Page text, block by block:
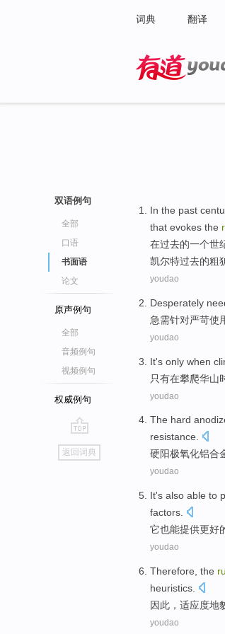
词典 翻译
双语例句
全部
口语
书面语
论文
原声例句
全部
音频例句
视频例句
权威例句
go
top
返回词典
In the past
that evokes the
在过去的一个世
凯尔特过去的粗
youdao
Desperately
急需针对严苛使
youdao
It's only when
只有在攀爬华山
youdao
The hard
resistance.
硬阳极氧化铝合
youdao
It's also able to
factors
它也能提供更好
youdao
Therefore , the
heuristics
因此 ， 适应度地
youdao